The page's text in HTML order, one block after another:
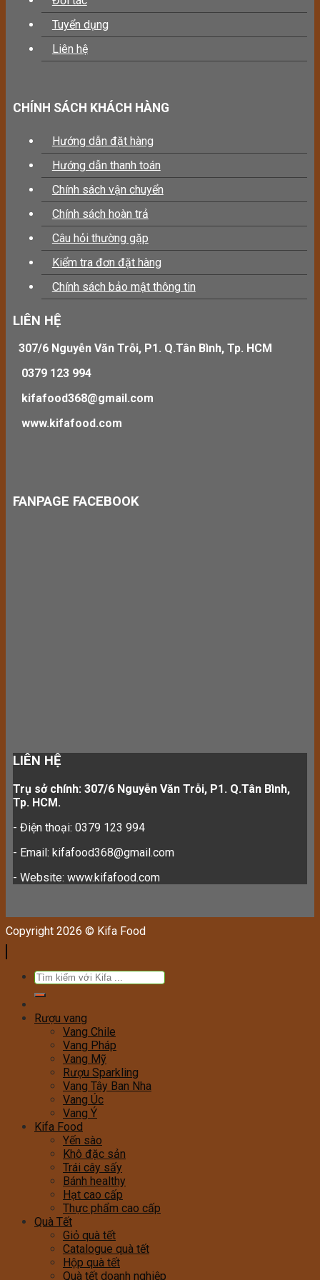
Tuyển dụng
Liên hệ
CHÍNH SÁCH KHÁCH HÀNG
Hướng dẫn đặt hàng
Hướng dẫn thanh toán
Chính sách vận chuyển
Chính sách hoàn trả
Câu hỏi thường gặp
Kiểm tra đơn đặt hàng
Chính sách bảo mật thông tin
LIÊN HỆ
307/6 Nguyễn Văn Trỗi, P1. Q.Tân Bình, Tp. HCM
0379 123 994
kifafood368@gmail.com
www.kifafood.com
FANPAGE FACEBOOK
LIÊN HỆ
Trụ sở chính: 307/6 Nguyễn Văn Trỗi, P1. Q.Tân Bình,
Tp. HCM.
- Điện thoại: 0379 123 994
- Email: kifafood368@gmail.com
- Website: www.kifafood.com
Copyright 2026 © Kifa Food
Tìm
kiếm:
Rượu vang
Vang Chile
Vang Pháp
Vang Mỹ
Rượu Sparkling
Vang Tây Ban Nha
Vang Úc
Vang Ý
Kifa Food
Yến sào
Khô đặc sản
Trái cây sấy
Bánh healthy
Hạt cao cấp
Thực phẩm cao cấp
Quà Tết
Giỏ quà tết
Catalogue quà tết
Hộp quà tết
Quà tết doanh nghiệp